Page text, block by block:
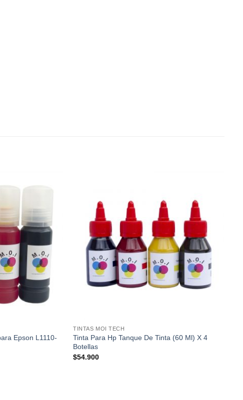
lista de
deseos
Epson L1110-
lista de
deseos
TINTAS MOI TECH
Tinta Para Hp Tanque De Tinta (60 Ml) X 4
Botellas
$54.900